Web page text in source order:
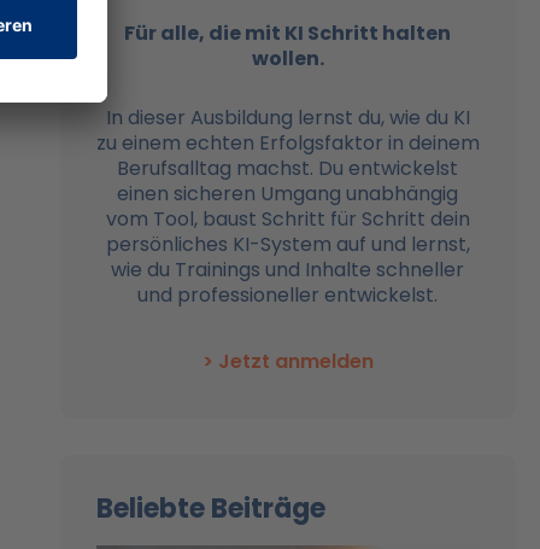
Für alle, die mit KI Schritt halten
wollen.
In dieser Ausbildung lernst du, wie du KI
zu einem echten Erfolgsfaktor in deinem
Berufsalltag machst. Du entwickelst
einen sicheren Umgang unabhängig
vom Tool, baust Schritt für Schritt dein
persönliches KI-System auf und lernst,
wie du Trainings und Inhalte schneller
und professioneller entwickelst.
> Jetzt anmelden
Beliebte Beiträge